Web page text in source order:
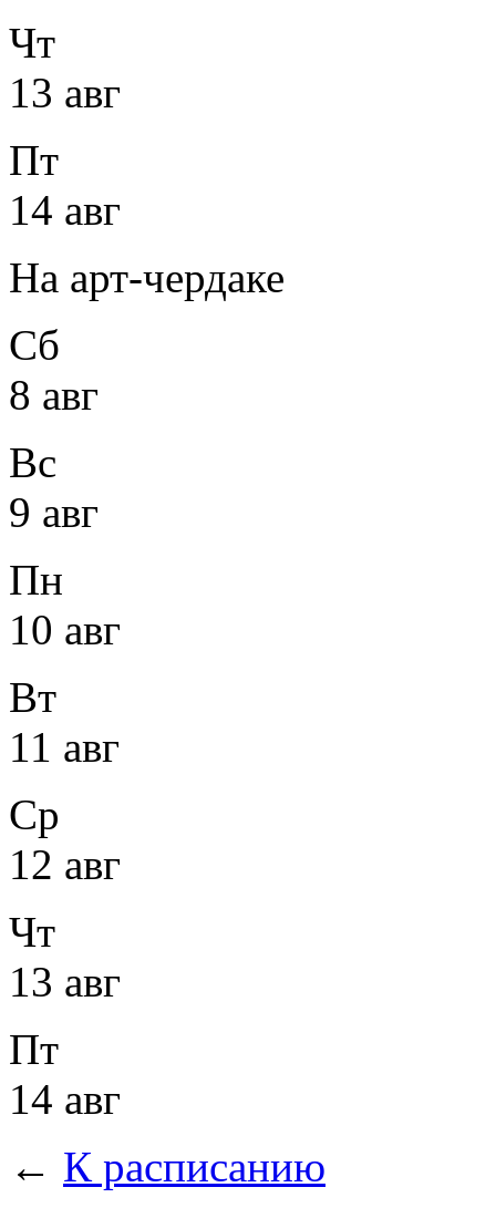
Чт
13 авг
Пт
14 авг
На арт-чердаке
Сб
8 авг
Вс
9 авг
Пн
10 авг
Вт
11 авг
Ср
12 авг
Чт
13 авг
Пт
14 авг
← К расписанию